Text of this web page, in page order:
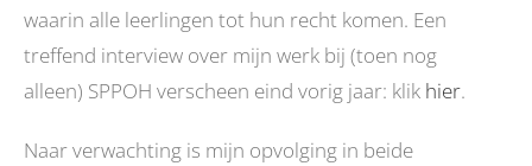
waarin alle leerlingen tot hun recht komen. Een
treffend interview over mijn werk bij (toen nog
alleen) SPPOH verscheen eind vorig jaar: klik hier.
Naar verwachting is mijn opvolging in beide